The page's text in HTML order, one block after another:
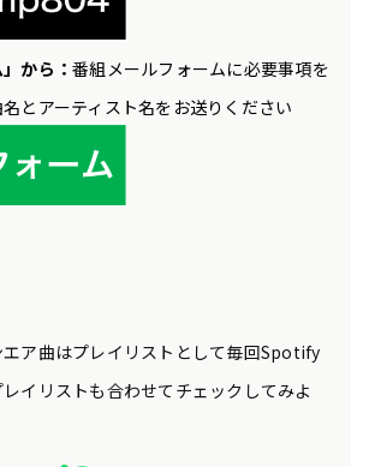
から： 番組メールフォームに必要事項を
とアーティスト名をお送りください
ア曲はプレイリストとして毎回Spotify
イリストも合わせてチェックしてみよ